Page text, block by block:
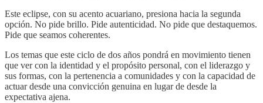
Este eclipse, con su acento acuariano, presiona hacia la segunda
opción. No pide brillo. Pide autenticidad. No pide que destaquemos.
Pide que seamos coherentes.
Los temas que este ciclo de dos años pondrá en movimiento tienen
que ver con la identidad y el propósito personal, con el liderazgo y
sus formas, con la pertenencia a comunidades y con la capacidad de
actuar desde una convicción genuina en lugar de desde la
expectativa ajena.